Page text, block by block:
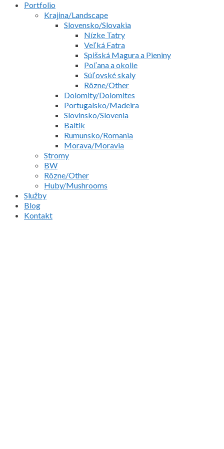
Portfolio
Krajina/Landscape
Slovensko/Slovakia
Nízke Tatry
Veľká Fatra
Spišská Magura a Pieniny
Poľana a okolie
Súľovské skaly
Rôzne/Other
Dolomity/Dolomites
Portugalsko/Madeira
Slovinsko/Slovenia
Baltik
Rumunsko/Romania
Morava/Moravia
Stromy
BW
Rôzne/Other
Huby/Mushrooms
Služby
Blog
Kontakt